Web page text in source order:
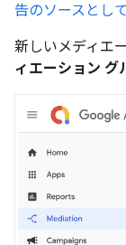
告のソースとし
新しいメディエ
ィエーション グ